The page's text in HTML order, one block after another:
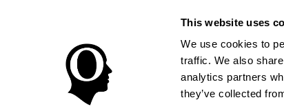
This website uses
We use cookies to
traffic. We also
analytics partners
they’ve collected
* Las evaluaciones de CogniFit están diseñadas para
clínico, los resultados de CogniFit (cuando son
neuropsicológica (por ejemplo, un examen
puede ser realizada por un médico o psicólogo
un dispositivo médico certicado por la FDA. El producto
uso del producto debe hacerse en los sujetos humanos
sujeto humano nunca no podrán ser, en ningún caso,